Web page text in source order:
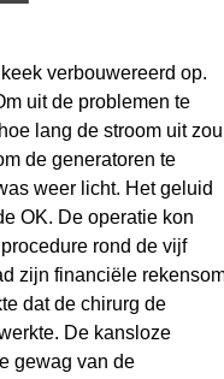
verbouwereerd op.
uit de problemen te
lang de stroom uit zou
de generatoren te
weer licht. Het geluid
OK. De operatie kon
rond de vijf
zijn financiële
dat de chirurg de
De kansloze
gewag van de